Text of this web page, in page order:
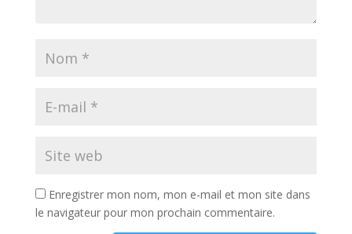
Enregistrer mon nom, mon e-mail et mon site dans
le navigateur pour mon prochain commentaire.